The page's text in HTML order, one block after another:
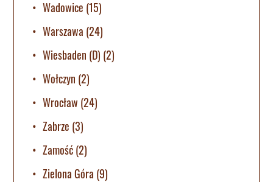
Wadowice (15)
Warszawa (24)
Wiesbaden (D) (2)
Wołczyn (2)
Wrocław (24)
Zabrze (3)
Zamość(2)
Zielona Góra (9)